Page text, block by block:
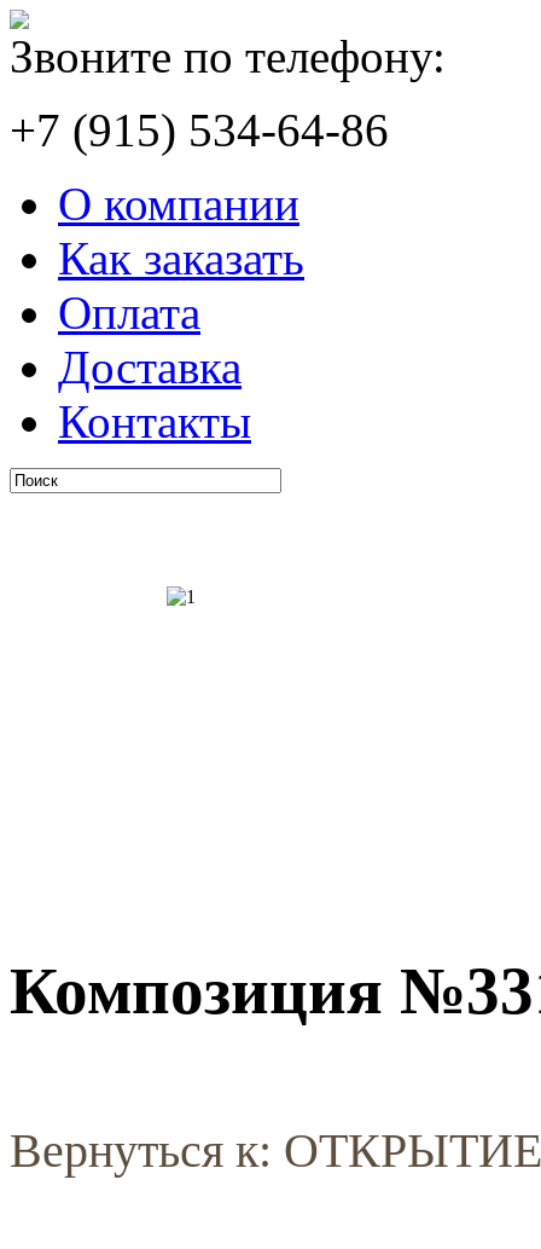
Звоните по телефону:
+7 (915) 534-64-86
О компании
Как заказать
Оплата
Доставка
Контакты
Композиция
Вернуться к: